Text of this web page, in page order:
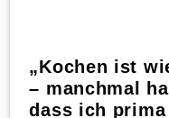
„Kochen ist
– manchmal
dass ich prima